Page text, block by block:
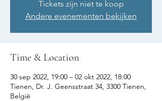
Tickets zijn niet te koop
Andere evenementen bekijken
Time & Location
30 sep 2022, 19:00 – 02 okt 2022, 18:00
Tienen, Dr. J. Geensstraat 34, 3300 Tienen,
België